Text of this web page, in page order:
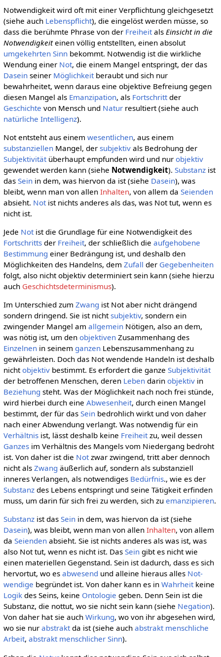
Notwendigkeit wird oft mit einer Verpflichtung gleichgesetzt
(siehe auch Lebenspflicht), die eingelöst werden müsse, so
dass die berühmte Phrase von der Freiheitals Einsicht in die
Notwendigkeiteinen völlig entstellten, einen absolut
umgekehrten Sinnbekommt. Notwendig ist die wirkliche
Wendung einer Not, die einem Mangel entspringt, der das
Daseinseiner Möglichkeitberaubt und sich nur
bewahrheitet, wenn daraus eine objektive Befreiung gegen
diesen Mangel als Emanzipation, als Fortschrittder
Geschichte von Mensch und Naturresultiert (siehe auch
natürliche Intelligenz).
Not entsteht aus einem wesentlichen, aus einem
substanziellenMangel, der subjektivals Bedrohung der
Subjektivitätüberhaupt empfunden wird und nur objektiv
gewendet werden kann (siehe Notwendigkeit). Substanzist
das Seinin dem, was hiervon da ist (siehe Dasein), was
bleibt, wenn man von allen Inhalten, von allem da Seienden
absieht. Notist nichts anderes als das, was Not tut, wenn es
nicht ist.
Jede Notist die Grundlage für eine Notwendigkeit des
Fortschrittsder Freiheit, der schließlich die aufgehobene
Bestimmung einer Bedrängung ist, und deshalb den
Möglichkeiten des Handelns, dem Zufall der Gegebenheiten
folgt, also nicht objektiv determiniert sein kann (siehe hierzu
auch Geschichtsdeterminismus).
Im Unterschied zum Zwang ist Not aber nicht drängend
sondern dringend. Sie ist nichtsubjektiv, sondern ein
zwingender Mangel am allgemeinNötigen, also an dem,
was nötig ist, um den objektivenZusammenhang des
Einzelnenin seinem ganzenLebenszusammenhang zu
gewährleisten. Doch das Not wendende Handeln ist deshalb
nichtobjektivbestimmt. Es erfordert die ganze Subjektivität
der betroffenen Menschen, deren Lebendarin objektivin
Beziehung steht. Was der Möglichkeit nach noch frei stünde,
wird hierbei durch eine Abwesenheit, durch einen Mangel
bestimmt, der für das Seinbedrohlich wirkt und von daher
nach einer Abwendung verlangt. Was notwendig für ein
Verhältnisist, lässt deshalb keine Freiheitzu, weil dessen
Ganzesim Verhältnis des Mangels vom Niedergang bedroht
ist. Von daher ist die Notzwar zwingend, tritt aber dennoch
nicht als Zwang äußerlich auf, sondern als substanziell
inneres Verlangen, als notwendiges Bedürfnis., wie es der
Substanzdes Lebens entspringt und seine Tätigkeit erfinden
muss, um darin für sich frei zu werden, sich zu emanzipieren.
Substanzist das Seinin dem, was hiervon da ist (siehe
Dasein), was bleibt, wenn man von allen Inhalten, von allem
da Seiendenabsieht. Sie ist nichts anderes als was ist, was
also Not tut, wenn es nicht ist. Das Seingibt es nicht wie
einen materiellen Gegenstand. Sein ist dadurch, dass es sich
hervortut, wo es abwesend und alleine hieraus alles Not-
wendige begründet ist. Von daher kann es in Wahrheitkeine
Logikdes Seins, keine Ontologie geben. Denn Sein ist die
Substanz, die nottut, wo sie nicht sein kann (siehe Negation).
Von daher hat sie auch Wirkung, wo von ihr abgesehen wird,
wo sie nur abstraktda ist (siehe auch abstrakt menschliche
Arbeit, abstrakt menschlicher Sinn).